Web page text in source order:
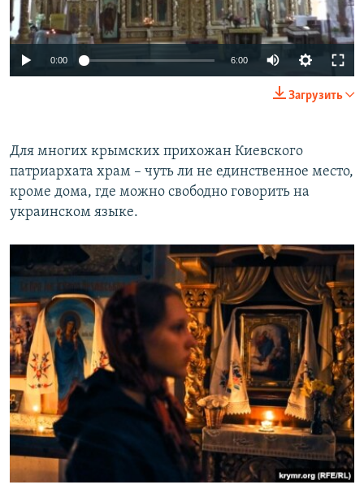
0:00 6:00
Загрузить
Для многих крымских прихожан Киевского
патриархата храм – чуть ли не единственное место,
кроме дома, где можно свободно говорить на
украинском языке.